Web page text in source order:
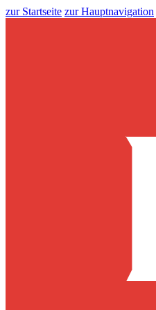
zur Startseite zur Hauptnavigation